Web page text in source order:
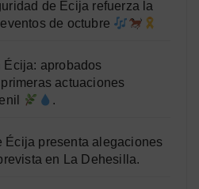
de Écija refuerza la
de octubre
Écija: aprobados
actuaciones
.
Écija presenta alegaciones
en La Dehesilla.